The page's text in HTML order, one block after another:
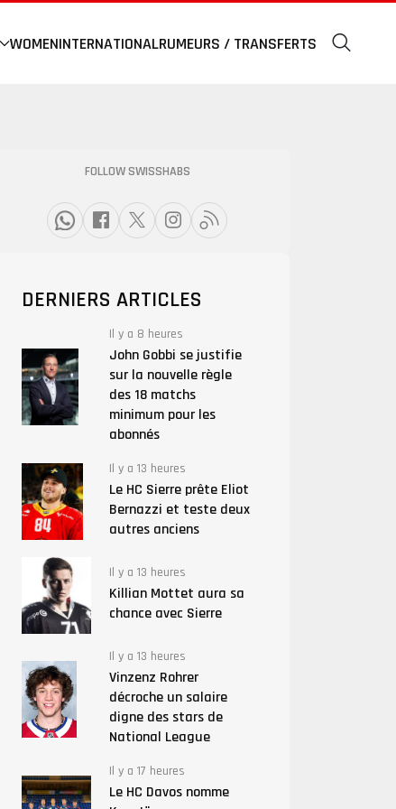
WOMENINTERNATIONALRUMEURS / TRANSFERTS
FOLLOW SWISSHABS
DERNIERS ARTICLES
Il y a 8 heures
John Gobbi se justifie
sur la nouvelle règle
des 18 matchs
minimum pour les
abonnés
Il y a 13 heures
Le HC Sierre prête Eliot
Bernazzi et teste deux
autres anciens
Il y a 13 heures
Killian Mottet aura sa
chance avec Sierre
Il y a 13 heures
Vinzenz Rohrer
décroche un salaire
digne des stars de
National League
Il y a 17 heures
Le HC Davos nomme